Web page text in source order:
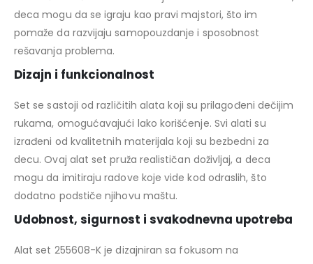
deca mogu da se igraju kao pravi majstori, što im
pomaže da razvijaju samopouzdanje i sposobnost
rešavanja problema.
Dizajn i funkcionalnost
Set se sastoji od različitih alata koji su prilagođeni dečijim
rukama, omogućavajući lako korišćenje. Svi alati su
izrađeni od kvalitetnih materijala koji su bezbedni za
decu. Ovaj alat set pruža realističan doživljaj, a deca
mogu da imitiraju radove koje vide kod odraslih, što
dodatno podstiče njihovu maštu.
Udobnost, sigurnost i svakodnevna upotreba
Alat set 255608-K je dizajniran sa fokusom na